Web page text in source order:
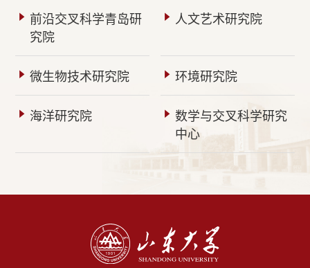
前沿交叉科学青岛研
究院
人文艺术研究院
微生物技术研究院 环境研究院
海洋研究院
数学与交叉科学研究
中心